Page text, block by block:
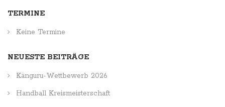
TERMINE
Keine Termine
NEUESTE BEITRÄGE
Känguru-Wettbewerb 2026
Handball Kreismeisterschaft